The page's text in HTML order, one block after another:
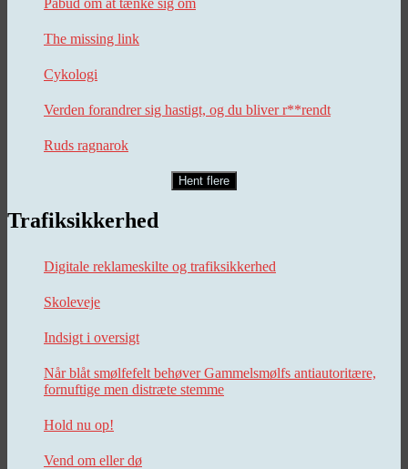
The missing link
Cykologi
Verden forandrer sig hastigt, og du bliver r**rendt
Ruds ragnarok
Hent flere
Trafiksikkerhed
Digitale reklameskilte og trafiksikkerhed
Skoleveje
Indsigt i oversigt
Når blåt smølfefelt behøver Gammelsmølfs antiautoritære,
fornuftige men distræte stemme
Hold nu op!
Vend om eller dø